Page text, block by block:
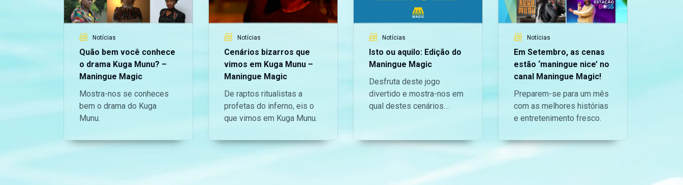
Notícias
Quão bem você conhece
o drama Kuga Munu? –
Maningue Magic
Mostra-nos se conheces
bem o drama do Kuga
Munu.
Notícias
Cenários bizarros que
vimos em Kuga Munu –
Maningue Magic
De raptos ritualistas a
profetas do inferno, eis o
que vimos em Kuga Munu.
Notícias
Isto ou aquilo: Edição do
Maningue Magic
Desfruta deste jogo
divertido e mostra-nos em
qual destes cenários
Notícias
Em Setembro, as cenas
estão ‘maningue nice’ no
canal Maningue Magic!
Preparem-se para um mês
com as melhores histórias
e entretenimento fresco.